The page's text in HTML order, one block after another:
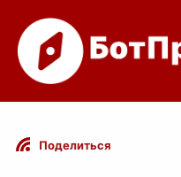
Режимы бота
Поделиться